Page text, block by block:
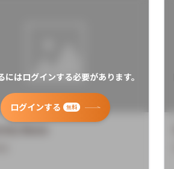
にはログインする必要があります。
ログインする 無料